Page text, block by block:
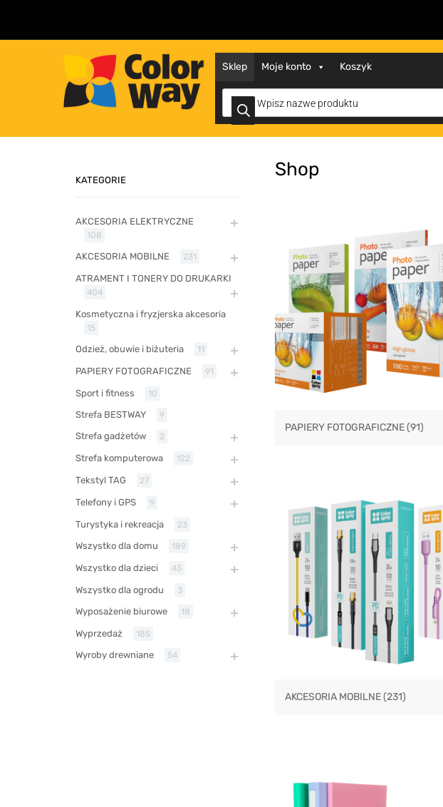
Sklep Moje konto Koszyk
Shop
PAPIERY FOTOGRAFICZNE(91)
AKCESORIA MOBILNE(231)
KATEGORIE
AKCESORIA ELEKTRYCZNE
108
AKCESORIA MOBILNE 231
ATRAMENT I TONERY DO DRUKARKI
404
Kosmetyczna i fryzjerska akcesoria
15
Odzież, obuwie i biżuteria 11
PAPIERY FOTOGRAFICZNE 91
Sport i fitness 10
Strefa BESTWAY 9
Strefa gadżetów 2
Strefa komputerowa 122
Tekstyl TAG 27
Telefony i GPS 9
Turystyka i rekreacja 23
Wszystko dla domu 189
Wszystko dla dzieci 43
Wszystko dla ogrodu 3
Wyposażenie biurowe 18
Wyprzedaż 185
Wyroby drewniane 54